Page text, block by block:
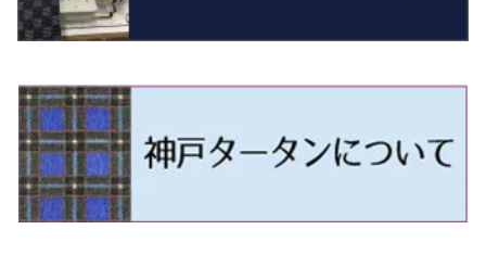
H18/1～H24/5（前期）
H24/5～R1/10（後期）
エスティマ・ハイブリッド
H18/6～H24/5（前期）
H24/5～R1/10（後期）
オーリス
H24/8～H30/3 180系
カムリ
R4/11～ 10系
H11/1～H14/11 S15
H24/12～R3/10 TB17
ジューク
H22/6～R2/6 F15
スカイライン
H13/6～H18/11 V35
スカイライン・クロスオーバー
H14/2～ SG/SH/SJ/SK系
プレオ
H22/4～H30/3 L275/285
プレオプラス
H24/12～H29/5 LA300/310
レヴォーグ
H25/9～ DG16T
デミオ
H19/7～R1/7 DE/DJ系
ビアンテ
H20/7～30/3 CC系
ファミリア バン
H28/4～R5/12 M700系
ミラ
H18/12～ L275/285
ミラ・イース
H23/9～ LA300系
ミラ・ココア
H10/1～H14/1 JB33/43W
H14/1～ JB43/74W
スイフト/スイフトスポーツ
H22/9～ スイフト
H23/12～
スペーシア/スペーシアカスタム/スペーシアギア
H25/3～R5/11
スペーシアベース
H24/7～H29/1 BHGY51
デリカＤ：２
H23/3～ MB系
デリカＤ：３
H23/10～H31/4 BM20 7人乗
デリカＤ：５
H25/11～ JH1・JH2・JH3・JH4
S660
H27/4～R3/12 JW5
WR-V
R6/3～ DG5
ZR-V
H27/7～ 3CC/3CD系
H24/4～R3/4 16C系
ポロ
H21/10～H30/3 6RC系
H30/3～ AW系
R1/6～
Ｓクラス
H25/10～R3/10
Ｖクラス
H27/4～